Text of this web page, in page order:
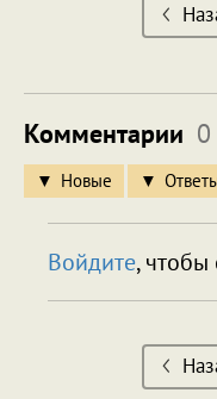
Комментарии 0
Новые
Войдите, чтобы